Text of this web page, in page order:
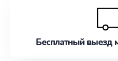
Бесплатный выезд